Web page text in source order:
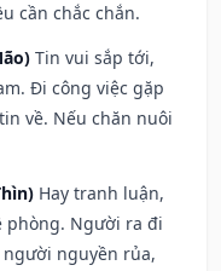
cần chắc chắn.
Tin vui sắp tới,
Đi công việc gặp
về. Nếu chăn nuôi
Hay tranh luận,
phòng. Người ra đi
nguyền rủa,